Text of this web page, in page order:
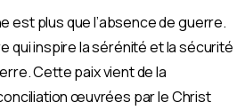
est plus que l’absence de guerre.
qui inspire la sérénité et la sécurité
Cette paix vient de la
œuvrées par le Christ